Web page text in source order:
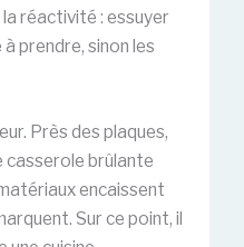
réactivité : essuyer
prendre, sinon les
Près des plaques,
casserole brûlante
encaissent
Sur ce point, il